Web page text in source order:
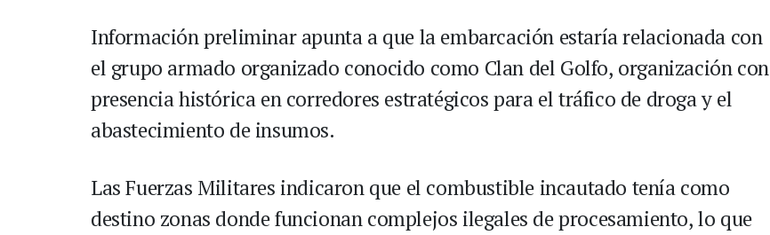
Información preliminar apunta a que la embarcación estaría relacionada con
el grupo armado organizado conocido como Clan del Golfo, organización con
presencia histórica en corredores estratégicos para el tráfico de droga y el
abastecimiento de insumos.
Las Fuerzas Militares indicaron que el combustible incautado tenía como
destino zonas donde funcionan complejos ilegales de procesamiento, lo que